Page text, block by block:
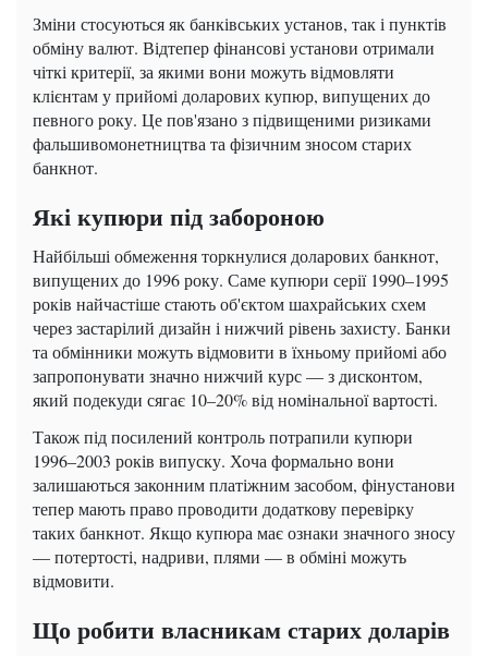
Зміни стосуються як банківських установ, так і пунктів
обміну валют. Відтепер фінансові установи отримали
чіткі критерії, за якими вони можуть відмовляти
клієнтам у прийомі доларових купюр, випущених до
певного року. Це пов'язано з підвищеними ризиками
фальшивомонетництва та фізичним зносом старих
банкнот.
Які купюри під забороною
Найбільші обмеження торкнулися доларових банкнот,
випущених до 1996 року. Саме купюри серії 1990–1995
років найчастіше стають об'єктом шахрайських схем
через застарілий дизайн і нижчий рівень захисту. Банки
та обмінники можуть відмовити в їхньому прийомі або
запропонувати значно нижчий курс — з дисконтом,
який подекуди сягає 10–20% від номінальної вартості.
Також під посилений контроль потрапили купюри
1996–2003 років випуску. Хоча формально вони
залишаються законним платіжним засобом, фінустанови
тепер мають право проводити додаткову перевірку
таких банкнот. Якщо купюра має ознаки значного зносу
— потертості, надриви, плями — в обміні можуть
відмовити.
Що робити власникам старих доларів